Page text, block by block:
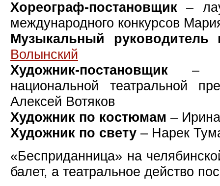
Хореограф-постановщик –
международного конкурсов
Музыкальный руководитель
Волынский
Художник-постановщик –
национальной театральной
Алексей Вотяков
Художник по костюмам –
Художник по свету – Нарек
«Бесприданница» на
балет, а театральное действо